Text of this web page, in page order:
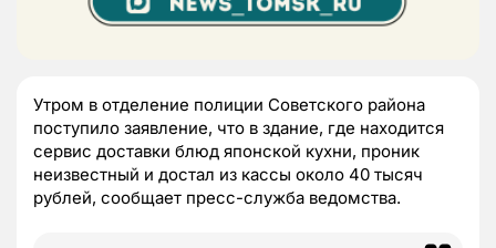
Утром в отделение полиции Советского района
поступило заявление, что в здание, где находится
сервис доставки блюд японской кухни, проник
неизвестный и достал из кассы около 40 тысяч
рублей, сообщает пресс-служба ведомства.